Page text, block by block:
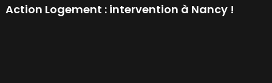
Action Logement : intervention à Nancy !